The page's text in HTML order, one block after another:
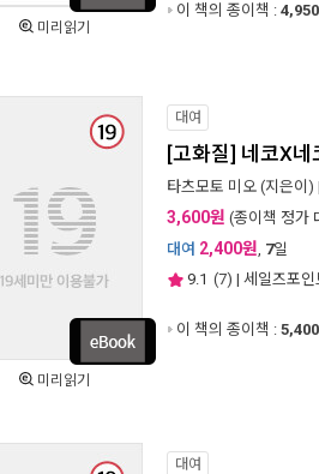
미리읽기
이 책의 종이책 : 4,950
미리읽기
대여
[고화질] 네코X네
타츠모토 미오 (지은이) |
3,600원 (종이책 정가
대여 2,400원, 7일
9.1 (7) | 세일즈포인
이 책의 종이책 : 5,400
대여